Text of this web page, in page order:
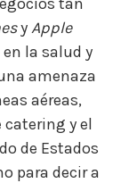
yApple
la salud y
amenaza
aéreas,
catering y el
de Estados
para decir a